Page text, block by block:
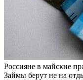
Россияне в майские
Займы берут не на